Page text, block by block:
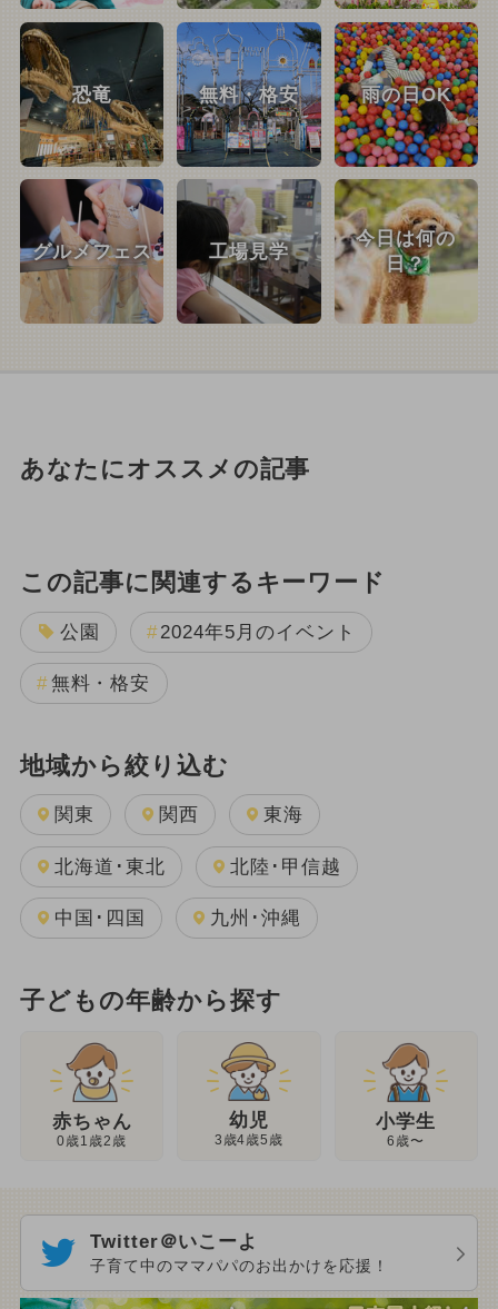
恐竜 無料・格安 雨の日OK
グルメフェス 工場見学
今日は何の
日？
あなたにオススメの記事
この記事に関連するキーワード
公園 2024年5月のイベント
無料・格安
地域から絞り込む
関東 関西 東海
北海道･東北 北陸･甲信越
中国･四国 九州･沖縄
子どもの年齢から探す
赤ちゃん
0歳1歳2歳
幼児
3歳4歳5歳
小学生
6歳〜
Twitter＠いこーよ
子育て中のママパパのお出かけを応援！